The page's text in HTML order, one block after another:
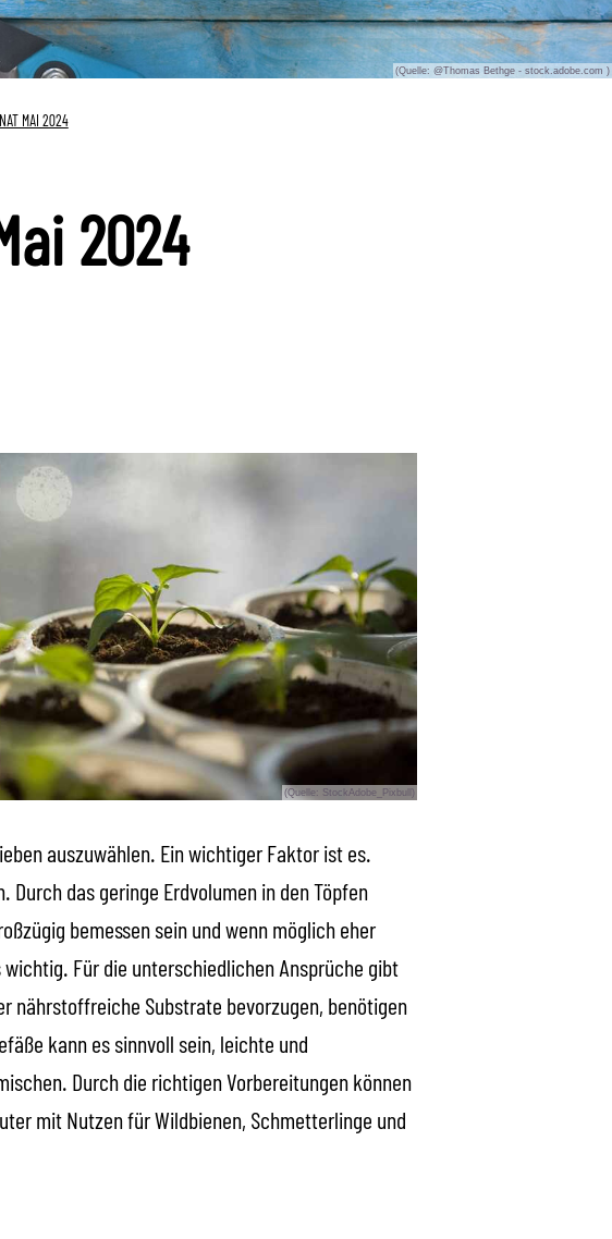
(Quelle: @Thomas Bethge - stock.adobe.com )
MAI 2024
2024
(Quelle: StockAdobe_Pixbull)
auszuwählen. Ein wichtiger Faktor ist es.
das geringe Erdvolumen in den Töpfen
bemessen sein und wenn möglich eher
Für die unterschiedlichen Ansprüche gibt
nährstoffreiche Substrate bevorzugen, benötigen
kann es sinnvoll sein, leichte und
Durch die richtigen Vorbereitungen können
mit Nutzen für Wildbienen, Schmetterlinge und